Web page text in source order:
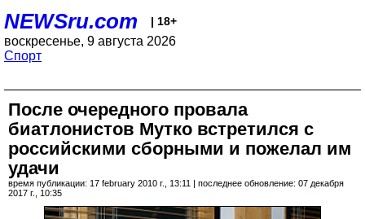
NEWSru.com | 18+
воскресенье, 9 августа 2026
Спорт
После очередного провала
биатлонистов Мутко встретился с
российскими сборными и пожелал им
удачи
время публикации: 17 february 2010 г., 13:11 | последнее обновление: 07 декабря
2017 г., 10:35